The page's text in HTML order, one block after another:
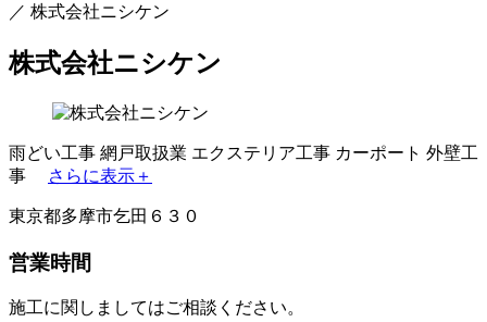
／ 株式会社ニシケン
株式会社ニシケン
雨どい工事 網戸取扱業 エクステリア工事 カーポート 外壁工
事
さらに表示＋
東京都多摩市乞田６３０
営業時間
施工に関しましてはご相談ください。